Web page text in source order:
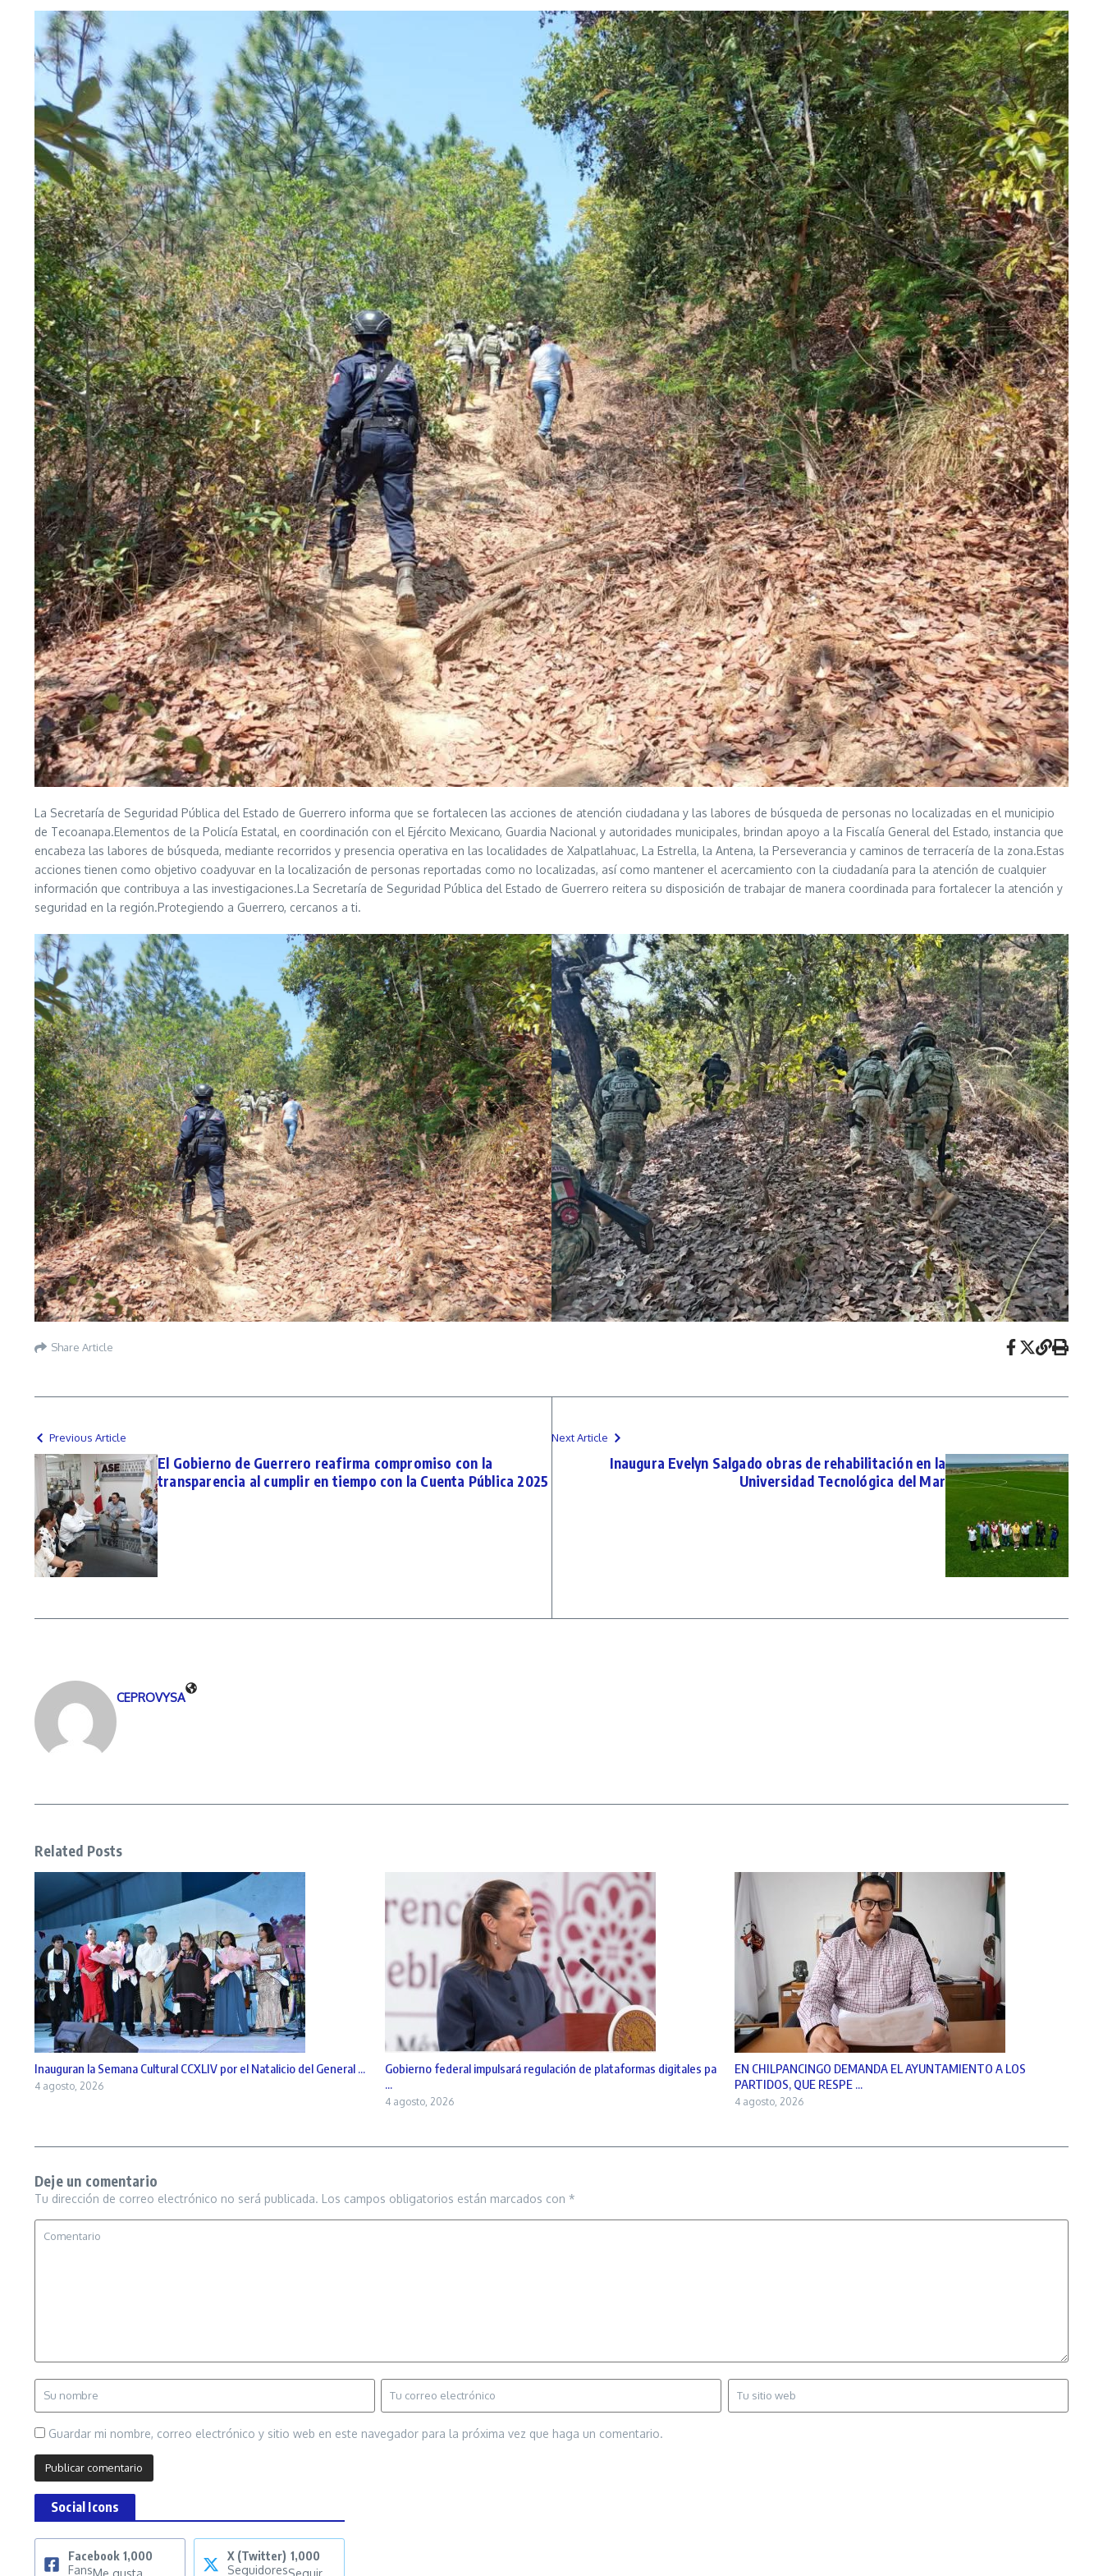
La Secretaría de Seguridad Pública del Estado de Guerrero informa que se fortalecen las acciones de atención ciudadana y las labores de búsqueda de personas no localizadas en el municipio
de Tecoanapa.Elementos de la Policía Estatal, en coordinación con el Ejército Mexicano, Guardia Nacional y autoridades municipales, brindan apoyo a la Fiscalía General del Estado, instancia que
encabeza las labores de búsqueda, mediante recorridos y presencia operativa en las localidades de Xalpatlahuac, La Estrella, la Antena, la Perseverancia y caminos de terracería de la zona.Estas
acciones tienen como objetivo coadyuvar en la localización de personas reportadas como no localizadas, así como mantener el acercamiento con la ciudadanía para la atención de cualquier
información que contribuya a las investigaciones.La Secretaría de Seguridad Pública del Estado de Guerrero reitera su disposición de trabajar de manera coordinada para fortalecer la atención y
seguridad en la región.Protegiendo a Guerrero, cercanos a ti.
Share Article
Previous Article
El Gobierno de Guerrero reafirma compromiso con la
transparencia al cumplir en tiempo con la Cuenta Pública 2025
Next Article
Inaugura Evelyn Salgado obras de rehabilitación en la
Universidad Tecnológica del Mar
CEPROVYSA
Related Posts
Inauguran la Semana Cultural CCXLIV por el Natalicio del General ...
4 agosto, 2026
Gobierno federal impulsará regulación de plataformas digitales pa
...
4 agosto, 2026
EN CHILPANCINGO DEMANDA EL AYUNTAMIENTO A LOS
PARTIDOS, QUE RESPE ...
4 agosto, 2026
Deje un comentario
Tu dirección de correo electrónico no será publicada. Los campos obligatorios están marcados con *
Guardar mi nombre, correo electrónico y sitio web en este navegador para la próxima vez que haga un comentario.
Social Icons
Facebook 1,000
Fans
X (Twitter) 1,000
Seguidores